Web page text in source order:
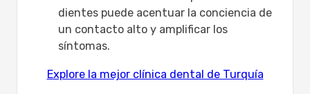
dientes puede acentuar la conciencia de
un contacto alto y amplificar los
síntomas.
Explore la mejor clínica dental de Turquía